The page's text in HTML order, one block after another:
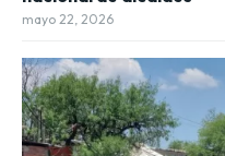
mayo 22, 2026